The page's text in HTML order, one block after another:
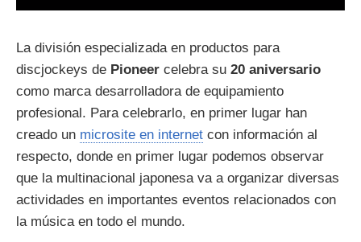
La división especializada en productos para
discjockeys de Pioneer celebra su 20 aniversario
como marca desarrolladora de equipamiento
profesional. Para celebrarlo, en primer lugar han
creado un microsite en internet con información al
respecto, donde en primer lugar podemos observar
que la multinacional japonesa va a organizar diversas
actividades en importantes eventos relacionados con
la música en todo el mundo.